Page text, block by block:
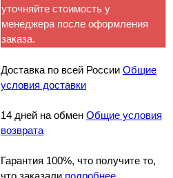
уточняйте стоимость у
менеджера после оформления
заказа.
Доставка по всей России Общие
условия доставки
14 дней на обмен Общие условия
возврата
Гарантия 100%, что получите то,
что заказали подробнее